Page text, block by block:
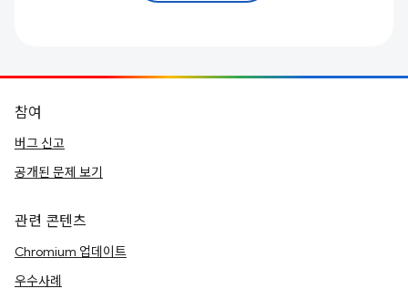
참여
버그 신고
공개된 문제 보기
관련 콘텐츠
Chromium 업데이트
우수사례